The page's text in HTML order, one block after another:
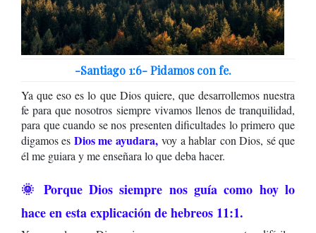
-Santiago 1:6- Pidamos con fe.
Ya que eso es lo que Dios quiere, que desarrollemos nuestra
fe para que nosotros siempre vivamos llenos de tranquilidad,
para que cuando se nos presenten dificultades lo primero que
digamos es Dios me ayudara, voy a hablarcon Dios, sé que
él me guiara y me enseñara lo que deba hacer.
🌞 Porque Dios siempre nos guía como hoy lo
hace en esta explicación de hebreos 11:1.